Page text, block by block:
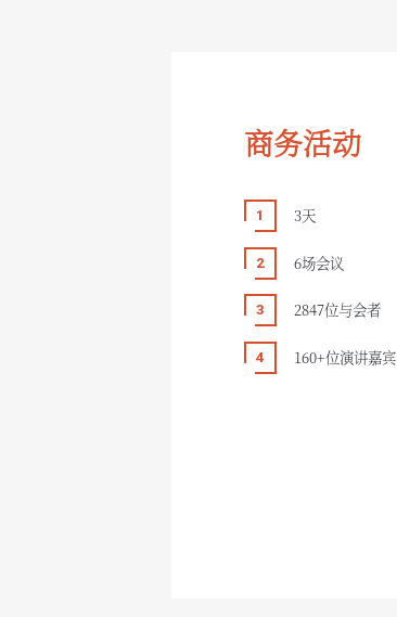
商务活动
3天
6场会议
2847位与会者
160+位演讲嘉宾